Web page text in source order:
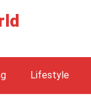
Lifestyle